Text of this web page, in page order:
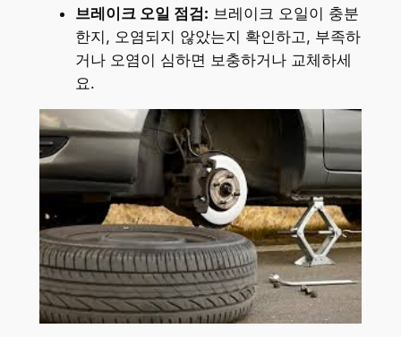
브레이크 오일 점검: 브레이크 오일이 충분
한지, 오염되지 않았는지 확인하고, 부족하
거나 오염이 심하면 보충하거나 교체하세
요.